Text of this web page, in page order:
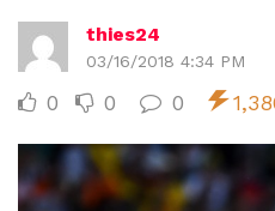
thies24
03/16/2018 4:34 PM
0 0 0